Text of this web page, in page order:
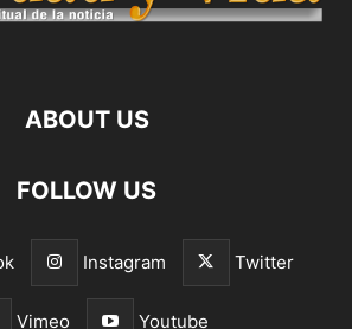
ABOUT US
FOLLOW US
Instagram Twitter
Vimeo Youtube